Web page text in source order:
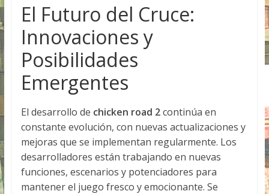
El Futuro del Cruce:
Innovaciones y
Posibilidades
Emergentes
El desarrollo de chicken road 2continúa en
constante evolución, con nuevas actualizaciones y
mejoras que se implementan regularmente. Los
desarrolladores están trabajando en nuevas
funciones, escenarios y potenciadores para
mantener el juego fresco y emocionante. Se